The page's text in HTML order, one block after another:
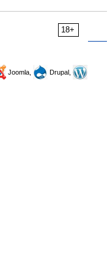
18+
Joomla,
Drupal,